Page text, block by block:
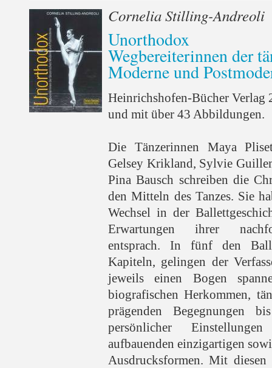
Cornelia Stilling-Andreoli
Unorthodox
Wegbereiterinnen der
Moderne und
Heinrichshofen-Bücher Verlag
und mit über 43 Abbildungen.
Die Tänzerinnen Maya
Gelsey Krikland, Sylvie
Pina Bausch schreiben die
den Mitteln des Tanzes. Sie
Wechsel in der
Erwartungen ihrer
entsprach. In fünf den
Kapiteln, gelingen der
jeweils einen Bogen
biografischen Herkommen,
prägenden Begegnungen
persönlicher
aufbauenden einzigartigen
Ausdrucksformen. Mit